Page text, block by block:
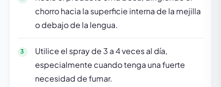
chorro hacia la superficie interna de la mejilla
o debajo de la lengua.
Utilice el spray de 3 a 4 veces al día,
especialmente cuando tenga una fuerte
necesidad de fumar.